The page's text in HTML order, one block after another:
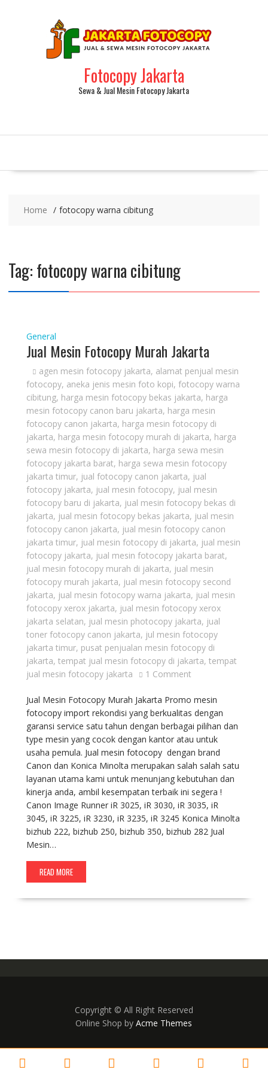
Fotocopy Jakarta
Sewa & Jual Mesin Fotocopy Jakarta
Home fotocopy warna cibitung
Tag:fotocopy warna cibitung
General
Jual Mesin Fotocopy Murah Jakarta
agen mesin fotocopy jakarta, alamat penjual mesin
fotocopy, aneka jenis mesin foto kopi, fotocopy warna
cibitung, harga mesin fotocopy bekas jakarta, harga
mesin fotocopy canon baru jakarta, harga mesin
fotocopy canon jakarta, harga mesin fotocopy di
jakarta, harga mesin fotocopy murah di jakarta, harga
sewa mesin fotocopy di jakarta, harga sewa mesin
fotocopy jakarta barat, harga sewa mesin fotocopy
jakarta timur, jual fotocopy canon jakarta, jual
fotocopy jakarta, jual mesin fotocopy, jual mesin
fotocopy baru di jakarta, jual mesin fotocopy bekas di
jakarta, jual mesin fotocopy bekas jakarta, jual mesin
fotocopy canon jakarta, jual mesin fotocopy canon
jakarta timur, jual mesin fotocopy di jakarta, jual mesin
fotocopy jakarta, jual mesin fotocopy jakarta barat,
jual mesin fotocopy murah di jakarta, jual mesin
fotocopy murah jakarta, jual mesin fotocopy second
jakarta, jual mesin fotocopy warna jakarta, jual mesin
fotocopy xerox jakarta, jual mesin fotocopy xerox
jakarta selatan, jual mesin photocopy jakarta, jual
toner fotocopy canon jakarta, jul mesin fotocopy
jakarta timur, pusat penjualan mesin fotocopy di
jakarta, tempat jual mesin fotocopy di jakarta, tempat
jual mesin fotocopy jakarta
1 Comment
Jual Mesin Fotocopy Murah Jakarta Promo mesin
fotocopy import rekondisi yang berkualitas dengan
garansi service satu tahun dengan berbagai pilihan dan
type mesin yang cocok dengan kantor atau untuk
usaha pemula. Jual mesin fotocopy dengan brand
Canon dan Konica Minolta merupakan salah salah satu
layanan utama kami untuk menunjang kebutuhan dan
kinerja anda, ambil kesempatan terbaik ini segera !
Canon Image Runner iR 3025, iR 3030, iR 3035, iR
3045, iR 3225, iR 3230, iR 3235, iR 3245 Konica Minolta
bizhub 222, bizhub 250, bizhub 350, bizhub 282 Jual
Mesin…
READ MORE
Copyright © All Right Reserved
Online Shop byAcme Themes